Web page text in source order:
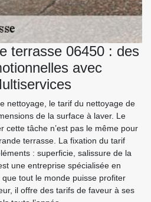
terrasse 06450 : des
avec
nettoyage, le tarif du nettoyage de
de la surface à laver. Le
cette tâche n’est pas le même pour
terrasse. La fixation du tarif
: superficie, salissure de la
une entreprise spécialisée en
tout le monde puisse profiter
il offre des tarifs de faveur à ses